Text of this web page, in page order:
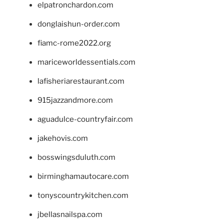
elpatronchardon.com
donglaishun-order.com
fiamc-rome2022.org
mariceworldessentials.com
lafisheriarestaurant.com
915jazzandmore.com
aguadulce-countryfair.com
jakehovis.com
bosswingsduluth.com
birminghamautocare.com
tonyscountrykitchen.com
jbellasnailspa.com